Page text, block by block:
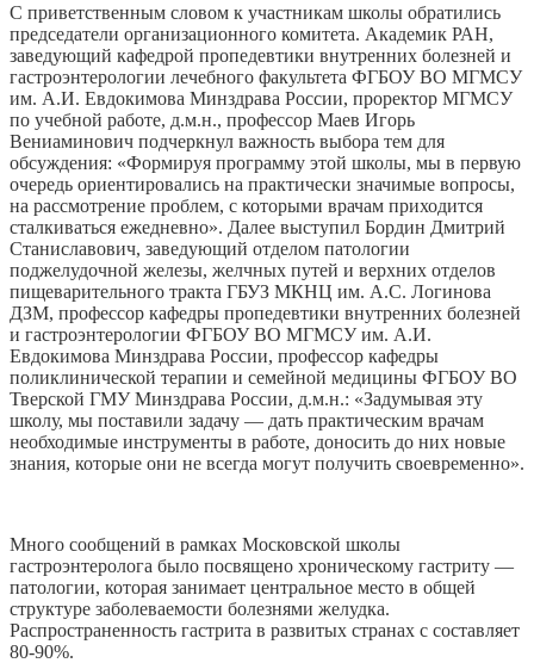
С приветственным словом к участникам школы обратились
председатели организационного комитета. Академик РАН,
заведующий кафедрой пропедевтики внутренних болезней и
гастроэнтерологии лечебного факультета ФГБОУ ВО МГМСУ
им. А.И. Евдокимова Минздрава России, проректор МГМСУ
по учебной работе, д.м.н., профессор Маев Игорь
Вениаминович подчеркнул важность выбора тем для
обсуждения: «Формируя программу этой школы, мы в первую
очередь ориентировались на практически значимые вопросы,
на рассмотрение проблем, с которыми врачам приходится
сталкиваться ежедневно». Далее выступил Бордин Дмитрий
Станиславович, заведующий отделом патологии
поджелудочной железы, желчных путей и верхних отделов
пищеварительного тракта ГБУЗ МКНЦ им. А.С. Логинова
ДЗМ, профессор кафедры пропедевтики внутренних болезней
и гастроэнтерологии ФГБОУ ВО МГМСУ им. А.И.
Евдокимова Минздрава России, профессор кафедры
поликлинической терапии и семейной медицины ФГБОУ ВО
Тверской ГМУ Минздрава России, д.м.н.: «Задумывая эту
школу, мы поставили задачу — дать практическим врачам
необходимые инструменты в работе, доносить до них новые
знания, которые они не всегда могут получить своевременно».
Много сообщений в рамках Московской школы
гастроэнтеролога было посвящено хроническому гастриту —
патологии, которая занимает центральное место в общей
структуре заболеваемости болезнями желудка.
Распространенность гастрита в развитых странах с составляет
80-90%.